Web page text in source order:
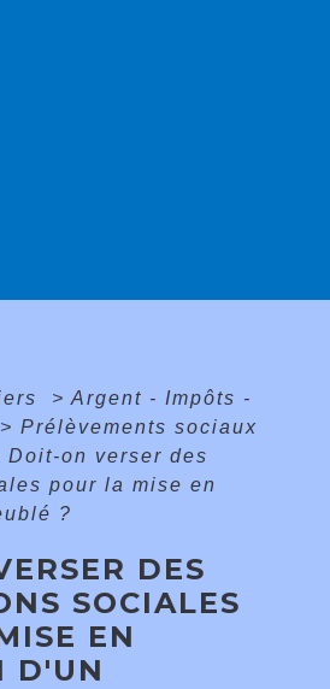
> Argent - Impôts -
> Prélèvements sociaux
Doit-on verser des
pour la mise en
?
DES
SOCIALES
EN
D'UN